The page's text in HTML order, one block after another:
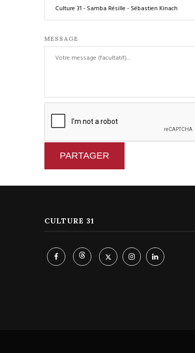
MESSAGE
PARTAGER
CULTURE 31